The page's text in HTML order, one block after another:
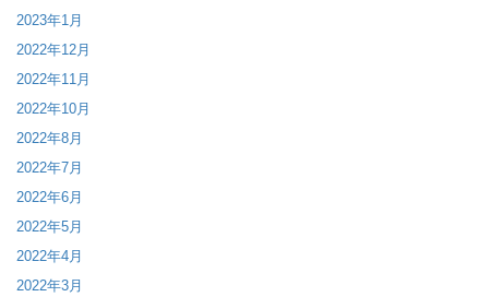
2023年1月
2022年12月
2022年11月
2022年10月
2022年8月
2022年7月
2022年6月
2022年5月
2022年4月
2022年3月